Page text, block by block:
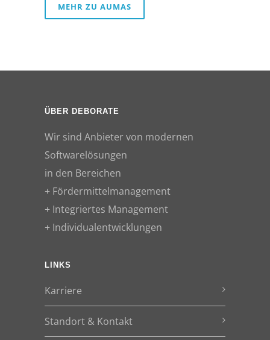
MEHR ZU AUMAS
ÜBER DEBORATE
Wir sind Anbieter von modernen
Softwarelösungen
in den Bereichen
+ Fördermittelmanagement
+ Integriertes Management
+ Individualentwicklungen
LINKS
Karriere
Standort & Kontakt